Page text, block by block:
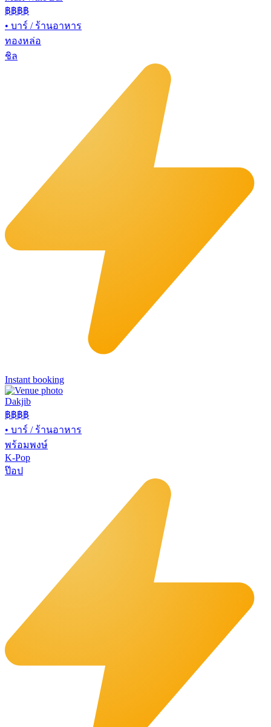
฿฿฿฿
• บาร์ / ร้านอาหาร
ทองหล่อ
ชิล
Instant booking
Dakjib
฿฿฿฿
• บาร์ / ร้านอาหาร
พร้อมพงษ์
K-Pop
ป๊อป